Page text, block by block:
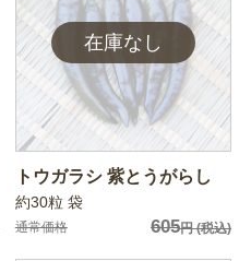
トウガラシ 紫とうがらし
約30粒 袋
通常価格 605円(税込)